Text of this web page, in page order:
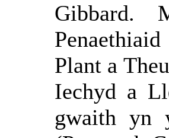
Gibbard.
Plant a
Iechyd a
gwaith yn